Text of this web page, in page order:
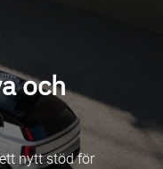
och
nytt stöd för